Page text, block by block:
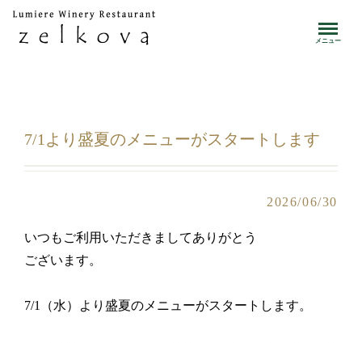
toggle
メニュー
7/1より盛夏のメニューがスタートします
2026/06/30
いつもご利用いただきましてありがとう
ございます。
7/1（水）より盛夏のメニューがスタートします。